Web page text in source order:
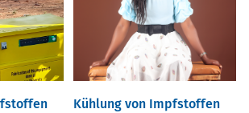
Kühlung von Impfstoffen